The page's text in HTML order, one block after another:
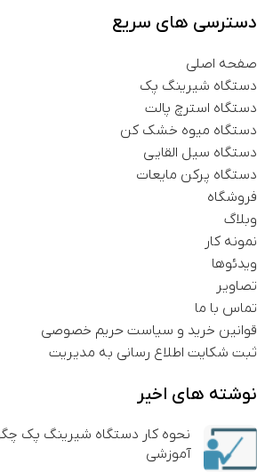
دسترسی های سریع
صفحه اصلی
دستگاه شیرینگ پک
دستگاه استرچ پالت
دستگاه میوه خشک کن
دستگاه سیل القایی
دستگاه پرکن مایعات
فروشگاه
وبلاگ
نمونه کار
ویدئوها
تصاویر
تماس با ما
قوانین خرید و سیاست حریم خصوصی
ثبت شکایت اطلاع رسانی به مدیریت
نوشته های اخیر
نحوه کار دستگاه شیرینگ پک
آموزشی